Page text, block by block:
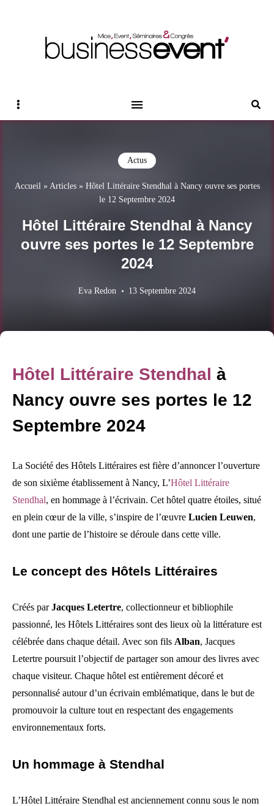
Sidebar
Actus
Accueil» Articles» Hôtel Littéraire Stendhal à Nancy ouvre ses portes
le 12 Septembre 2024
Hôtel Littéraire Stendhal à Nancy
ouvre ses portes le 12 Septembre
2024
Eva Redon 13 Septembre 2024
Hôtel Littéraire Stendhal à
Nancy ouvre ses portes le 12
Septembre 2024
La Société des Hôtels Littéraires est fière d’annoncer l’ouverture
de son sixième établissement à Nancy, L’Hôtel Littéraire
Stendhal, en hommage à l’écrivain. Cet hôtel quatre étoiles, situé
en plein cœur de la ville, s’inspire de l’œuvre Lucien Leuwen,
dont une partie de l’histoire se déroule dans cette ville.
Le concept des Hôtels Littéraires
Créés parJacques Letertre, collectionneur et bibliophile
passionné, les Hôtels Littéraires sont des lieux où la littérature est
célébrée dans chaque détail. Avec son fils Alban, Jacques
Letertre poursuit l’objectif de partager son amour des livres avec
chaque visiteur. Chaque hôtel est entièrement décoré et
personnalisé autour d’un écrivain emblématique, dans le but de
promouvoir la culture tout en respectant des engagements
environnementaux forts.
Un hommage à Stendhal
L’Hôtel Littéraire Stendhal est anciennement connu sous le nom